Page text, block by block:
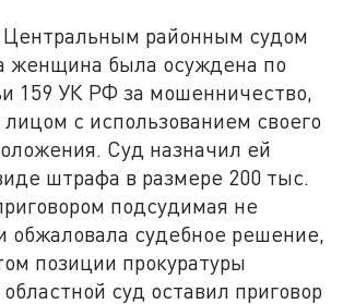
Центральным районным судом
женщина была осуждена по
159 УК РФ за мошенничество,
с использованием своего
Суд назначил ей
штрафа в размере 200 тыс.
подсудимая не
обжаловала судебное решение,
позиции прокуратуры
суд оставил приговор